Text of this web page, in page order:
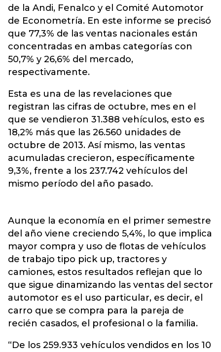
de la Andi, Fenalco y el Comité Automotor
de Econometría. En este informe se precisó
que 77,3% de las ventas nacionales están
concentradas en ambas categorías con
50,7% y 26,6% del mercado,
respectivamente.
Esta es una de las revelaciones que
registran las cifras de octubre, mes en el
que se vendieron 31.388 vehículos, esto es
18,2% más que las 26.560 unidades de
octubre de 2013. Así mismo, las ventas
acumuladas crecieron, específicamente
9,3%, frente a los 237.742 vehículos del
mismo período del año pasado.
Aunque la economía en el primer semestre
del año viene creciendo 5,4%, lo que implica
mayor compra y uso de flotas de vehículos
de trabajo tipo pick up, tractores y
camiones, estos resultados reflejan que lo
que sigue dinamizando las ventas del sector
automotor es el uso particular, es decir, el
carro que se compra para la pareja de
recién casados, el profesional o la familia.
“De los 259.933 vehículos vendidos en los 10